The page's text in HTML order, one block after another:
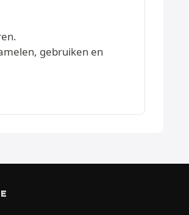
gebruiken en